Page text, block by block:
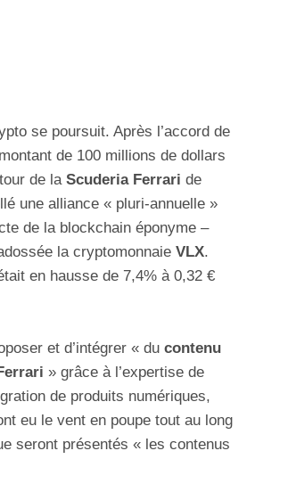
se poursuit. Après l’accord de
de 100 millions de dollars
de laScuderia Ferrari de
une alliance « pluri-annuelle »
de la blockchain éponyme –
la cryptomonnaie VLX.
en hausse de 7,4% à 0,32 €
et d’intégrer « du contenu
» grâce à l’expertise de
de produits numériques,
eu le vent en poupe tout au long
seront présentés « les contenus